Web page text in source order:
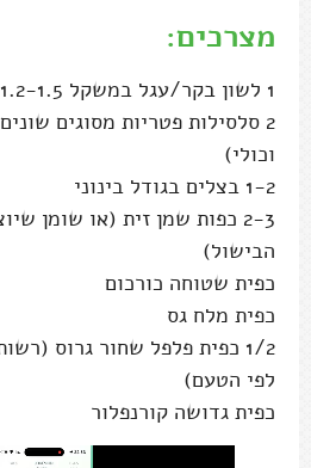
מצרכים:
1 לשון בקר/עגל במשקל 1.2-1.5 ק"ג
2 סלסילות פטריות מסוגים
וכולי)
1-2 בצלים בגודל בינוני
2-3 כפות שמן זית (או שומן
הבישול)
כפית שטוחה כורכום
כפית מלח גס
1/2 כפית פלפל שחור גרוס
לפי הטעם)
כפית גדושה קורנפלור